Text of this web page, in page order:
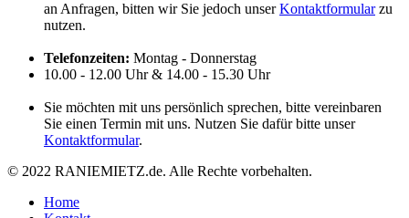
an Anfragen, bitten wir Sie jedoch unserKontaktformularzu
nutzen.
Telefonzeiten: Montag - Donnerstag
10.00 - 12.00 Uhr & 14.00 - 15.30 Uhr
Sie möchten mit uns persönlich sprechen, bitte vereinbaren
Sie einen Termin mit uns. Nutzen Sie dafür bitte unser
Kontaktformular.
© 2022 RANIEMIETZ.de. Alle Rechte vorbehalten.
Home